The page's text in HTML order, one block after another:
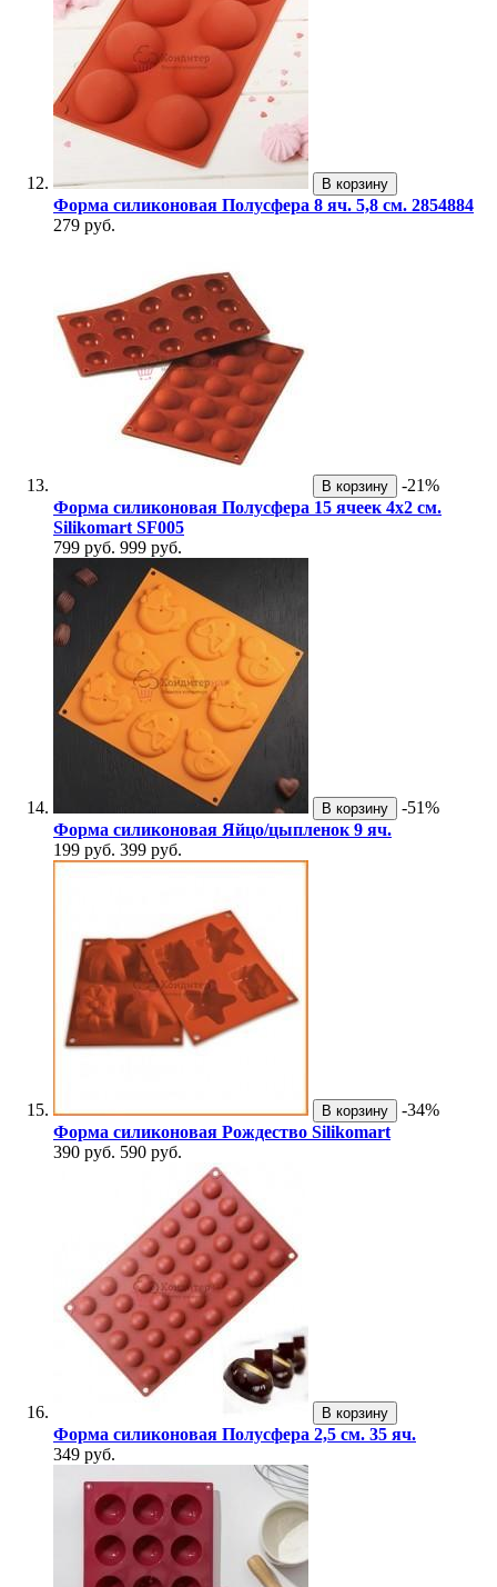
В корзину
Форма силиконовая Полусфера 8 яч. 5,8 см. 2854884
279 руб.
В корзину
-21%
Форма силиконовая Полусфера 15 ячеек 4х2 см.
Silikomart SF005
799 руб. 999 руб.
В корзину
-51%
Форма силиконовая Яйцо/цыпленок 9 яч.
199 руб. 399 руб.
В корзину
-34%
Форма силиконовая Рождество Silikomart
390 руб. 590 руб.
В корзину
Форма силиконовая Полусфера 2,5 см. 35 яч.
349 руб.